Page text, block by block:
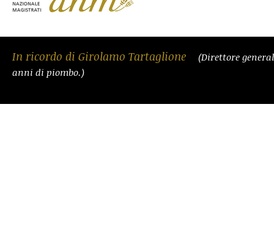
In ricordo di Girolamo Tartaglione
(Direttore
anni di piombo.)